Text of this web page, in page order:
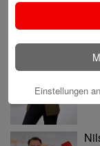
Einstellungen